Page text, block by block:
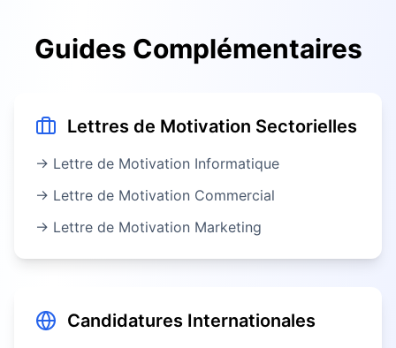
Guides Complémentaires
Lettres de Motivation Sectorielles
→ Lettre de Motivation Informatique
→ Lettre de Motivation Commercial
→ Lettre de Motivation Marketing
Candidatures Internationales